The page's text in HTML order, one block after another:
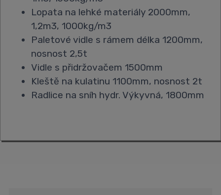
Lopata na lehké materiály 2000mm,
1,2m3, 1000kg/m3
Paletové vidle s rámem délka 1200mm,
nosnost 2,5t
Vidle s přidržovačem 1500mm
Kleště na kulatinu 1100mm, nosnost 2t
Radlice na sníh hydr. Výkyvná, 1800mm